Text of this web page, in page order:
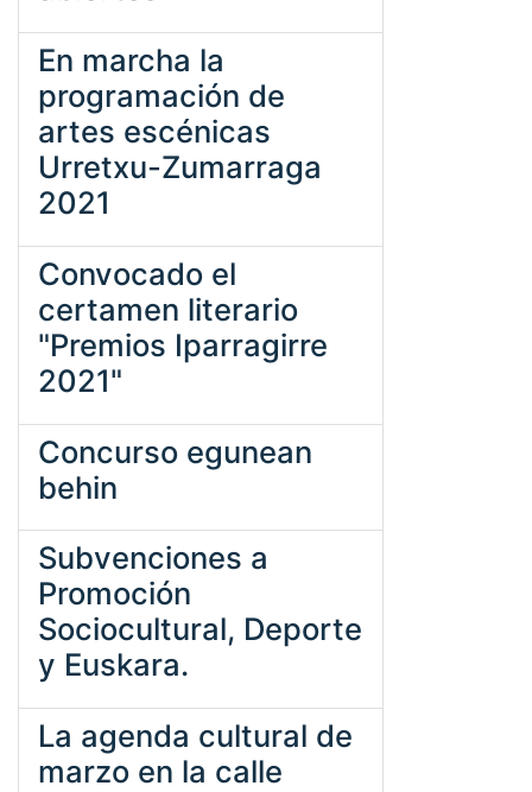
En marcha la
programación de
artes escénicas
Urretxu-Zumarraga
2021
Convocado el
certamen literario
"Premios Iparragirre
2021"
Concurso egunean
behin
Subvenciones a
Promoción
Sociocultural, Deporte
y Euskara.
La agenda cultural de
marzo en la calle